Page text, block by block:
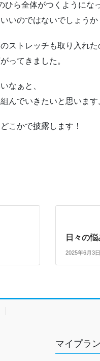
ら全体がつくようにな
いのではないでしょうか
ストレッチも取り入れた
ってきました。
なぁと、
んでいきたいと思います
こかで披露します！
日々の
2025年6月3日
マイプラ